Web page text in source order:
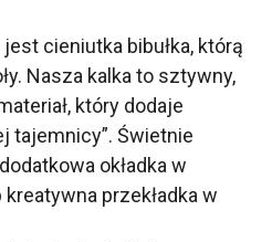
jest cieniutka bibułka, którą
Nasza kalka to sztywny,
który dodaje
tajemnicy”. Świetnie
okładka w
kreatywna przekładka w